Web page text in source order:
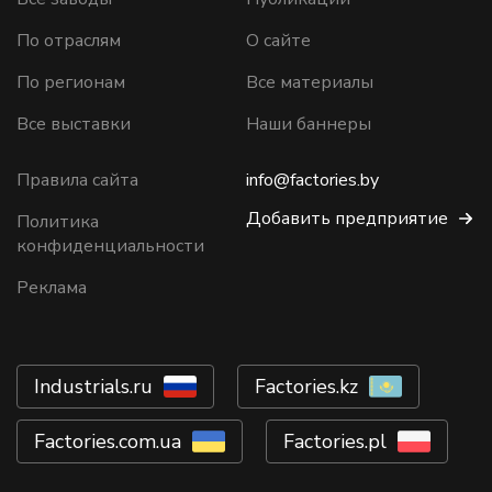
По отраслям
По регионам
Все выставки
О сайте
Все материалы
Наши баннеры
Правила сайта
Политика
конфиденциальности
Реклама
info@factories.by
Добавить предприятие
Industrials.ru Factories.kz
Factories.com.ua Factories.pl